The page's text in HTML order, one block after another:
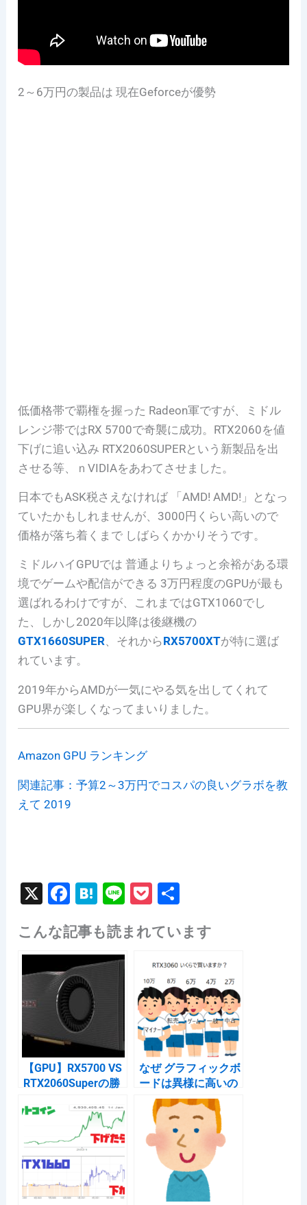
2～6万円の製品は 現在Geforceが優勢
低価格帯で覇権を握った Radeon軍ですが、ミドル
レンジ帯ではRX 5700で奇襲に成功。RTX2060を値
下げに追い込み RTX2060SUPERという新製品を出
させる等、ｎVIDIAをあわてさせました。
日本でもASK税さえなければ 「AMD! AMD!」となっ
ていたかもしれませんが、3000円くらい高いので
価格が落ち着くまで しばらくかかりそうです。
ミドルハイGPUでは 普通よりちょっと余裕がある環
境でゲームや配信ができる 3万円程度のGPUが最も
選ばれるわけですが、これまではGTX1060でし
た、しかし2020年以降は後継機の
GTX1660SUPER、それからRX5700XTが特に選ば
れています。
2019年からAMDが一気にやる気を出してくれて
GPU界が楽しくなってまいりました。
Amazon GPU ランキング
関連記事：予算2～3万円でコスパの良いグラボを教
えて 2019
X
F
c
e
b
o
o
k
H
e
n
Li
e
P
c
k
et
こんな記事も読まれています
【GPU】RX5700 VS
RTX2060Superの勝
難しい
なぜ グラフィックボ
ードは異様に高いの
か 【2021年5月】